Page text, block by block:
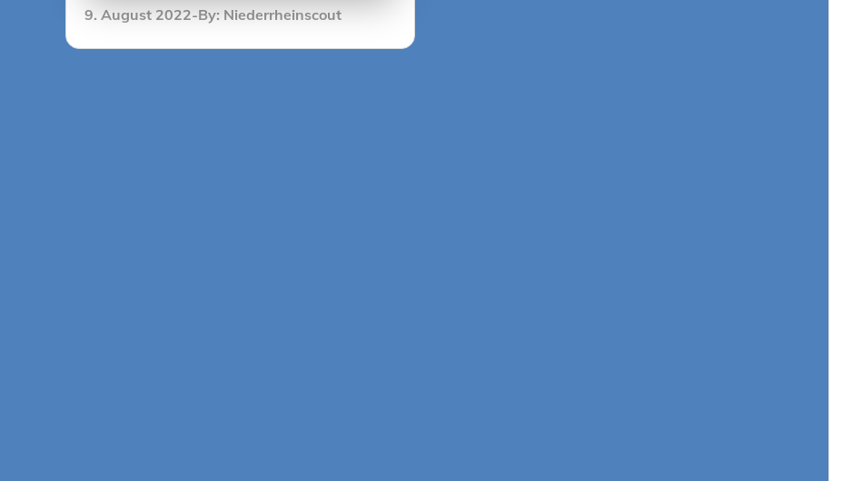
Posted
9. August 2022 By: Niederrheinscout